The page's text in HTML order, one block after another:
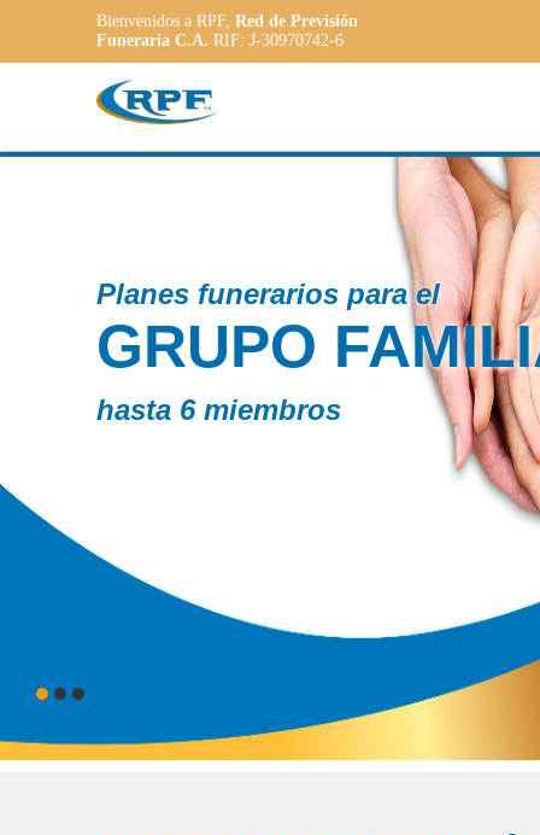
Bienvenidos a RPF, Red de Previsión
Funeraria C.A. RIF: J-30970742-6
a las